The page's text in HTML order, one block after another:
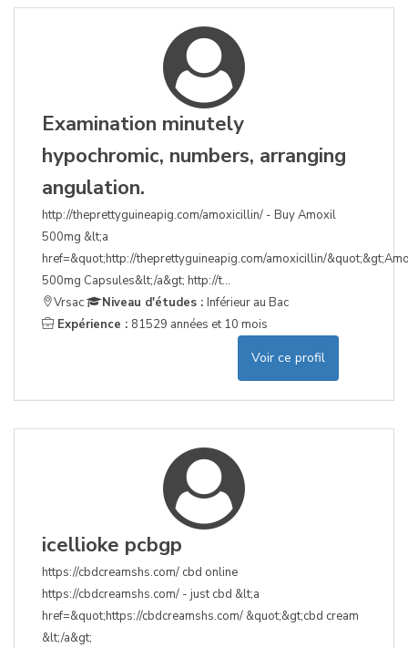
Examination minutely
hypochromic, numbers, arranging
angulation.
http://theprettyguineapig.com/amoxicillin/ - Buy Amoxil
500mg &lt;a
href=&quot;http://theprettyguineapig.com/amoxicillin/
500mg Capsules&lt;/a&gt; http://t...
Vrsac
Niveau d'études : Inférieur au Bac
Expérience : 81529 années et 10 mois
Voir ce profil
icellioke pcbgp
https://cbdcreamshs.com/ cbd online
https://cbdcreamshs.com/ - just cbd &lt;a
href=&quot;https://cbdcreamshs.com/ &quot;&gt;cbd cream
&lt;/a&gt;